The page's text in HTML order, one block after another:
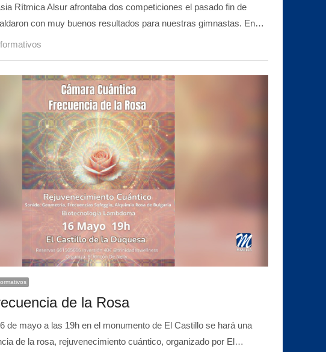
Rítmica Alsur afrontaba dos competiciones el pasado fin de
con muy buenos resultados para nuestras gimnastas. En…
de la Rosa
mayo a las 19h en el monumento de El Castillo se hará una
de la rosa, rejuvenecimiento cuántico, organizado por El…